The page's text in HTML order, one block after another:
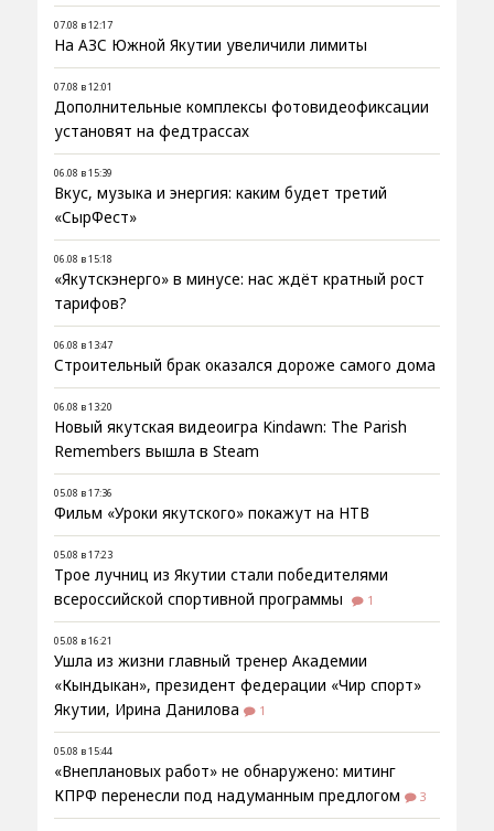
07.08 в 12:17
На АЗС Южной Якутии увеличили лимиты
07.08 в 12:01
Дополнительные комплексы фотовидеофиксации
установят на федтрассах
06.08 в 15:39
Вкус, музыка и энергия: каким будет третий
«СырФест»
06.08 в 15:18
«Якутскэнерго» в минусе: нас ждёт кратный рост
тарифов?
06.08 в 13:47
Строительный брак оказался дороже самого дома
06.08 в 13:20
Новый якутская видеоигра Kindawn: The Parish
Remembers вышла в Steam
05.08 в 17:36
Фильм «Уроки якутского» покажут на НТВ
05.08 в 17:23
Трое лучниц из Якутии стали победителями
всероссийской спортивной программы
1
05.08 в 16:21
Ушла из жизни главный тренер Академии
«Кындыкан», президент федерации «Чир спорт»
Якутии, Ирина Данилова
1
05.08 в 15:44
«Внеплановых работ» не обнаружено: митинг
КПРФ перенесли под надуманным предлогом
3